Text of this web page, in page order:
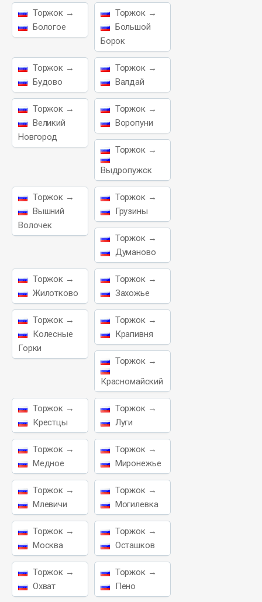
Торжок →
Бологое
Торжок →
Большой
Борок
Торжок →
Будово
Торжок →
Валдай
Торжок →
Великий
Новгород
Торжок →
Воропуни
Торжок →
Выдропужск
Торжок →
Вышний
Волочек
Торжок →
Грузины
Торжок →
Думаново
Торжок →
Жилотково
Торжок →
Захожье
Торжок →
Колесные
Горки
Торжок →
Крапивня
Торжок →
Красномайский
Торжок →
Крестцы
Торжок →
Луги
Торжок →
Медное
Торжок →
Миронежье
Торжок →
Млевичи
Торжок →
Могилевка
Торжок →
Москва
Торжок →
Осташков
Торжок →
Охват
Торжок →
Пено